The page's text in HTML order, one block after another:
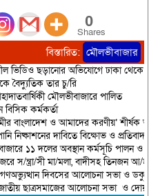
0
Shares
বিস্তারিত: মৌলভীবাজার
ভিডিও ছড়ানোর অভিযোগে ঢাকা থেকে
বৈদ্যুতিক তার চু/রি
মৌলভীবাজারে পালিত
বিসিক কর্মকর্তা
বাংলাদেশ ও আমাদের করণীয়’ শীর্ষক
নিষ্কাশনের দাবিতে বিক্ষোভ ও
১১ দলের অবস্থান কর্মসূচি পালন ও
স/ন্ত্রা/সী মা/মলা, বাদীসহ তিনজন আ/
দিবসের আলোচনা সভা ও
ছাত্রসমাজের আলোচনা সভা ও